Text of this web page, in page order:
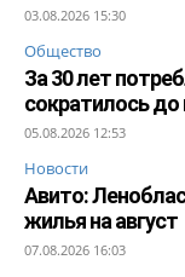
03.08.2026 15:30
Общество
За 30 лет
сократилось
05.08.2026 12:53
Новости
Авито:
жилья на август
07.08.2026 16:03